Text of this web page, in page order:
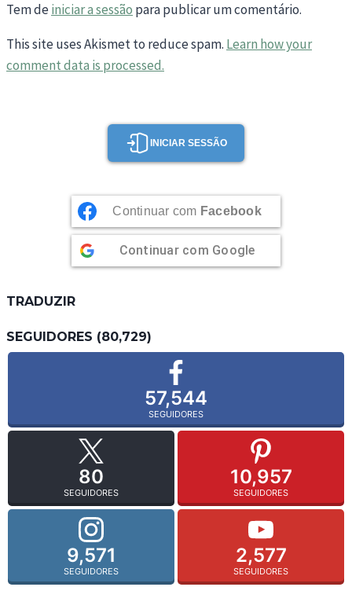
Tem deiniciar a sessão para publicar um comentário.
This site uses Akismet to reduce spam. Learn how your
comment data is processed.
INICIAR SESSÃO
Continuar com Facebook
Continuar com Google
TRADUZIR
SEGUIDORES (80,729)
57,544
SEGUIDORES
80
SEGUIDORES
10,957
SEGUIDORES
9,571
SEGUIDORES
2,577
SEGUIDORES